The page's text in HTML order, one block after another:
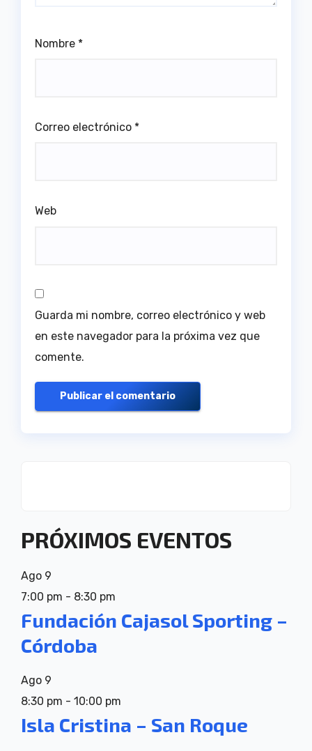
Nombre *
Correo electrónico *
Web
Guarda mi nombre, correo electrónico y web
en este navegador para la próxima vez que
comente.
PRÓXIMOS EVENTOS
Ago 9
7:00 pm - 8:30 pm
Fundación Cajasol Sporting –
Córdoba
Ago 9
8:30 pm - 10:00 pm
Isla Cristina – San Roque